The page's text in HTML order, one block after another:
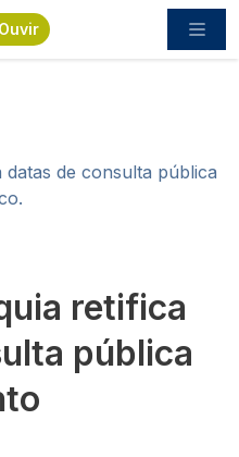
Ouvir
de consulta pública
retifica
pública